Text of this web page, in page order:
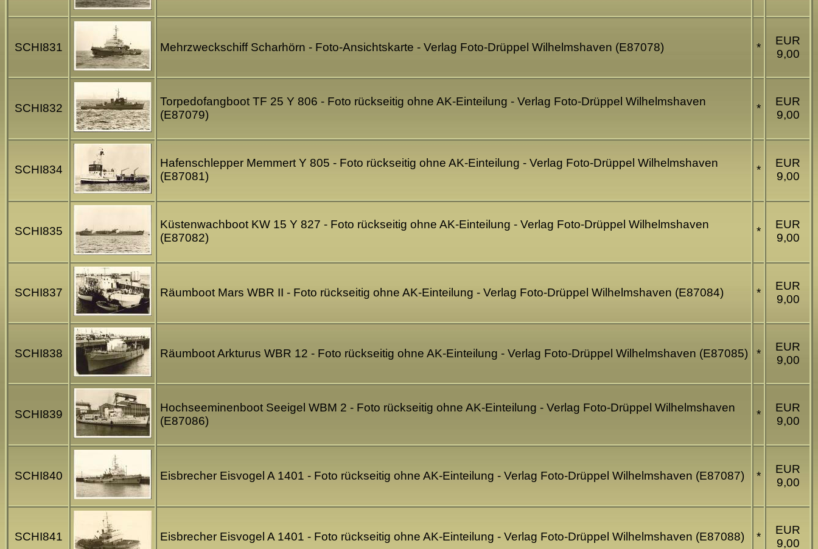
SCHI831 Mehrzweckschiff Scharhörn - Foto-Ansichtskarte - Verlag Foto-Drüppel Wilhelmshaven (E87078) *
EUR
9,00
SCHI832
Torpedofangboot TF 25 Y 806 - Foto rückseitig ohne AK-Einteilung - Verlag Foto-Drüppel Wilhelmshaven
(E87079)
*
EUR
9,00
SCHI834
Hafenschlepper Memmert Y 805 - Foto rückseitig ohne AK-Einteilung - Verlag Foto-Drüppel Wilhelmshaven
(E87081)
*
EUR
9,00
SCHI835
Küstenwachboot KW 15 Y 827 - Foto rückseitig ohne AK-Einteilung - Verlag Foto-Drüppel Wilhelmshaven
(E87082)
*
EUR
9,00
SCHI837 Räumboot Mars WBR II - Foto rückseitig ohne AK-Einteilung - Verlag Foto-Drüppel Wilhelmshaven (E87084) *
EUR
9,00
SCHI838 Räumboot Arkturus WBR 12 - Foto rückseitig ohne AK-Einteilung - Verlag Foto-Drüppel Wilhelmshaven (E87085) *
EUR
9,00
SCHI839
Hochseeminenboot Seeigel WBM 2 - Foto rückseitig ohne AK-Einteilung - Verlag Foto-Drüppel Wilhelmshaven
(E87086)
*
EUR
9,00
SCHI840 Eisbrecher Eisvogel A 1401 - Foto rückseitig ohne AK-Einteilung - Verlag Foto-Drüppel Wilhelmshaven (E87087) *
EUR
9,00
SCHI841 Eisbrecher Eisvogel A 1401 - Foto rückseitig ohne AK-Einteilung - Verlag Foto-Drüppel Wilhelmshaven (E87088) *
EUR
9,00